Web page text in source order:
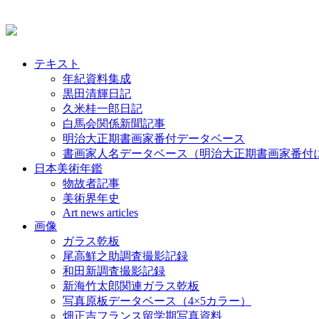
テキスト
年紀資料集成
黒田清輝日記
久米桂一郎日記
白馬会関係新聞記事
明治大正期書画家番付データベース
書画家人名データベース（明治大正期書画家番付
日本美術年鑑
物故者記事
美術界年史
Art news articles
画像
ガラス乾板
尾高鮮之助調査撮影記録
和田新調査撮影記録
新海竹太郎関連ガラス乾板
写真原板データベース（4×5カラー）
畑正吉フランス留学期写真資料